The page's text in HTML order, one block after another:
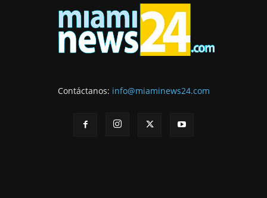
Contáctanos: info@miaminews24.com